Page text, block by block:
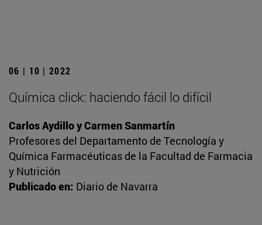
06 | 10 | 2022
Química click: haciendo fácil lo difícil
Carlos Aydillo y Carmen Sanmartín
Profesores del Departamento de Tecnología y
Química Farmacéuticas de la Facultad de Farmacia
y Nutrición
Publicado en: Diario de Navarra